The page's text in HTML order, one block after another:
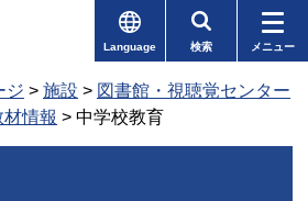
Language 検索 メニュー
ジ > 施設 > 図書館・視聴覚センター
材情報 > 中学校教育